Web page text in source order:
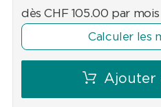
dèsCHF 105.00 par mois
Calculer les
Ajouter